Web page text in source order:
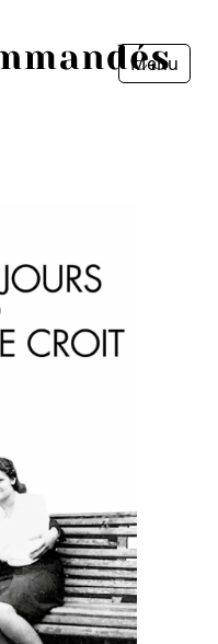
Menu
Fermer